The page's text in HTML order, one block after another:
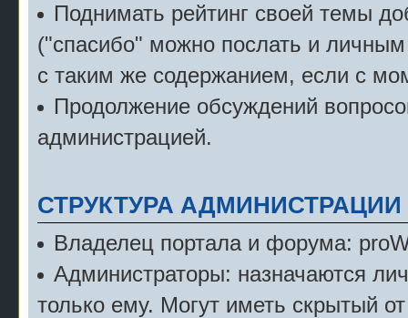
Поднимать рейтинг своей темы
("спасибо" можно послать и
с таким же содержанием, если с
Продолжение обсуждений
администрацией.
СТРУКТУРА
Владелец портала и форума:
Администраторы: назначаются
только ему. Могут иметь скрытый